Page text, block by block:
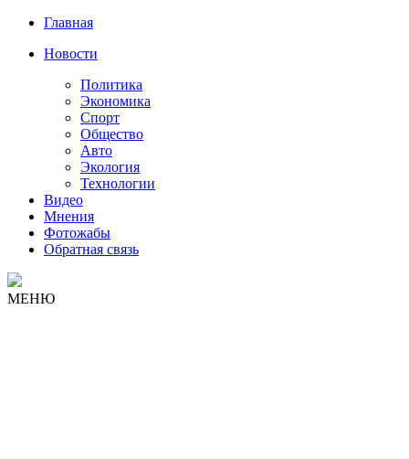
Главная
Новости
Политика
Экономика
Спорт
Общество
Авто
Экология
Технологии
Видео
Мнения
Фотожабы
Обратная связь
МЕНЮ